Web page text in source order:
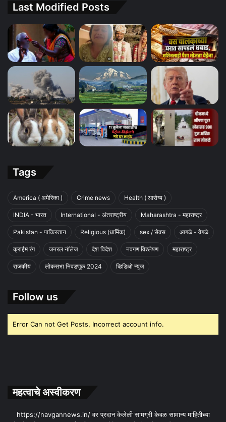
Last Modified Posts
Tags
America ( अमेरिका ) Crime news Health ( आरोग्य )
INDIA - भारत International - अंतराष्ट्रीय Maharashtra - महाराष्ट्र
Pakistan - पाकिस्तान Religious (धार्मिक) sex / सेक्स आगळे - वेगळे
क्राईम रंग जनरल नॉलेज देश विदेश नवगण विश्लेषण महाराष्ट्र
राजकीय लोकसभा निवडणूक 2024 व्हिडिओ न्युज
Follow us
Error Can not Get Posts, Incorrect account info.
महत्वाचे अस्वीकरण
https://navgannews.in/ वर प्रदान केलेली सामग्री केवळ सामान्य माहितीच्या